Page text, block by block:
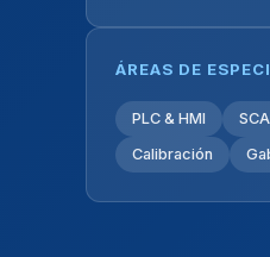
ÁREAS DE
PLC & HMI
Calibración